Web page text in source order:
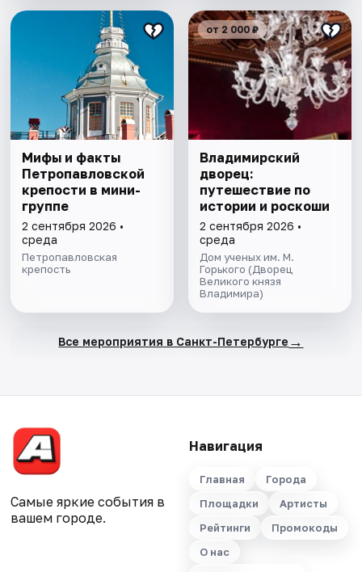
Мифы и факты
Петропавловской
крепости в мини-
группе
2 сентября 2026 •
среда
Петропавловская
крепость
от 2 000 ₽
Владимирский
дворец:
путешествие по
истории и роскоши
2 сентября 2026 •
среда
Дом ученых им. М.
Горького (Дворец
Великого князя
Владимира)
Все мероприятия в Санкт-Петербурге →
Самые яркие события в
вашем городе.
Навигация
Главная
Города
Площадки
Артисты
Рейтинги
Промокоды
О нас